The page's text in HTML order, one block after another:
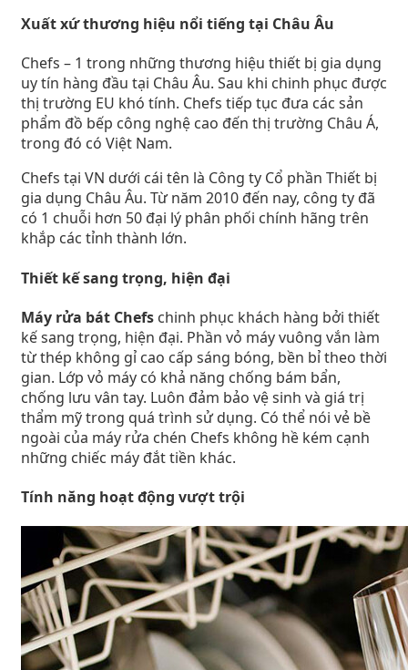
Xuất xứ thương hiệu nổi tiếng tại Châu Âu
Chefs – 1 trong những thương hiệu thiết bị gia dụng
uy tín hàng đầu tại Châu Âu. Sau khi chinh phục được
thị trường EU khó tính. Chefs tiếp tục đưa các sản
phẩm đồ bếp công nghệ cao đến thị trường Châu Á,
trong đó có Việt Nam.
Chefs tại VN dưới cái tên là Công ty Cổ phần Thiết bị
gia dụng Châu Âu. Từ năm 2010 đến nay, công ty đã
có 1 chuỗi hơn 50 đại lý phân phối chính hãng trên
khắp các tỉnh thành lớn.
Thiết kế sang trọng, hiện đại
Máy rửa bát Chefs chinh phục khách hàng bởi thiết
kế sang trọng, hiện đại. Phần vỏ máy vuông vắn làm
từ thép không gỉ cao cấp sáng bóng, bền bỉ theo thời
gian. Lớp vỏ máy có khả năng chống bám bẩn,
chống lưu vân tay. Luôn đảm bảo vệ sinh và giá trị
thẩm mỹ trong quá trình sử dụng. Có thể nói vẻ bề
ngoài của máy rửa chén Chefs không hề kém cạnh
những chiếc máy đắt tiền khác.
Tính năng hoạt động vượt trội